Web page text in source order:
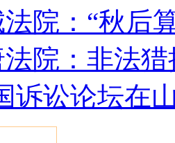
院：“秋后
院：非法
诉讼论坛在